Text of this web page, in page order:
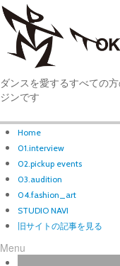
ダンスを愛するすべての
ジンです
Home
01.interview
02.pickup events
03.audition
04.fashion_art
STUDIO NAVI
旧サイトの記事を見る
Menu